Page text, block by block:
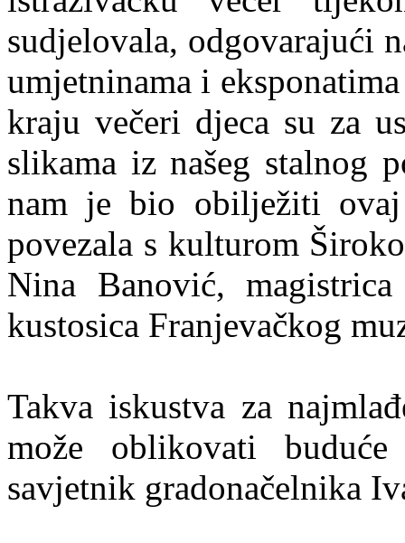
sudjelovala, odgovarajući
umjetninama i
kraju večeri djeca su za
slikama iz našeg stalnog
nam je bio obilježiti
povezala s kulturom
Nina Banović,
kustosica Franjevačkog
Takva iskustva za
može oblikovati
savjetnik gradonačelnika